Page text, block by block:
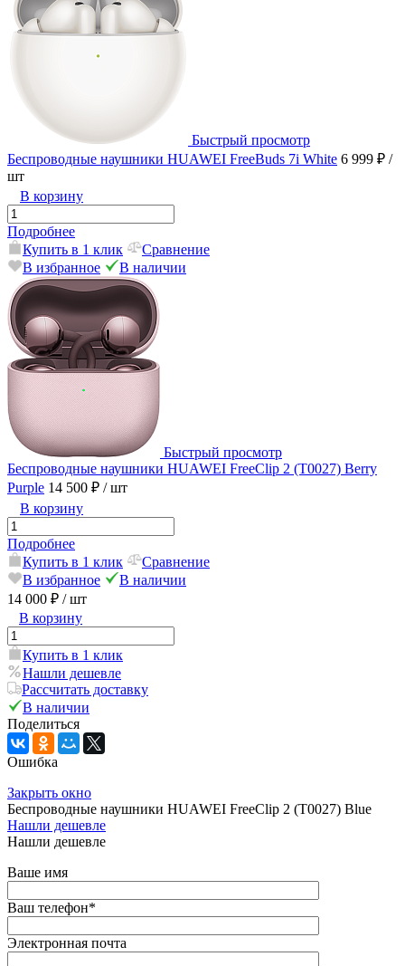
Быстрый просмотр
Беспроводные наушники HUAWEI FreeBuds 7i White 6 999 ₽ /
шт
В корзину
Подробнее
Купить в 1 клик
Сравнение
В избранное
В наличии
Быстрый просмотр
Беспроводные наушники HUAWEI FreeClip 2 (T0027) Berry
Purple 14 500 ₽ / шт
В корзину
Подробнее
Купить в 1 клик
Сравнение
В избранное
В наличии
14 000 ₽ / шт
В корзину
Купить в 1 клик
Нашли дешевле
Рассчитать доставку
В наличии
Поделиться
Ошибка
Закрыть окно
Беспроводные наушники HUAWEI FreeClip 2 (T0027) Blue
Нашли дешевле
Нашли дешевле
Ваше имя
Ваш телефон*
Электронная почта